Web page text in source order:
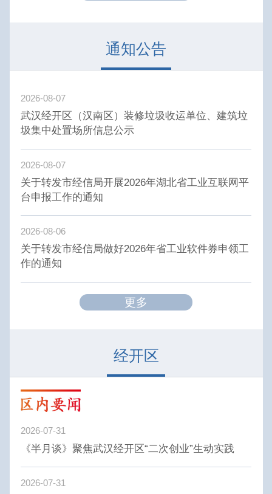
通知公告
2026-08-07
武汉经开区（汉南区）装修垃圾收运单位、建筑垃
圾集中处置场所信息公示
2026-08-07
关于转发市经信局开展2026年湖北省工业互联网平
台申报工作的通知
2026-08-06
关于转发市经信局做好2026年省工业软件券申领工
作的通知
更多
经开区
2026-07-31
《半月谈》聚焦武汉经开区“二次创业”生动实践
2026-07-31